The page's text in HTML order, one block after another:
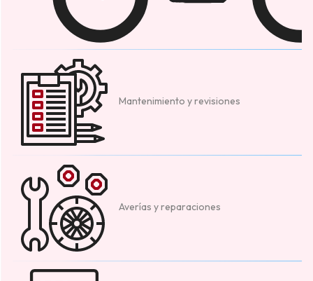
Mantenimiento y revisiones
Averías y reparaciones